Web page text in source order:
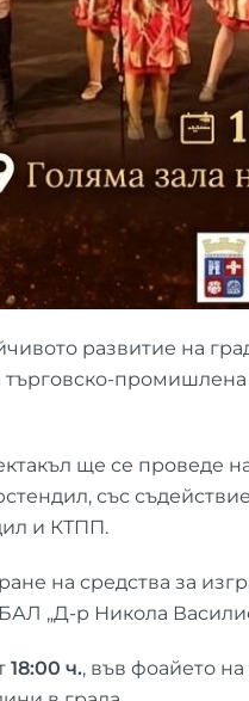
развитие на
ще се проведе
със
и КТПП.
на средства за
„Д-р Никола
18:00 ч., във фоайето